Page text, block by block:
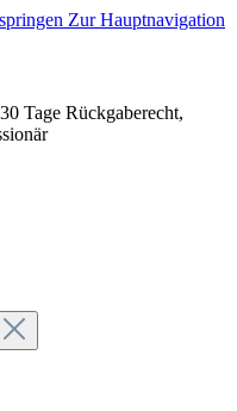
Zur Hauptnavigation
Tage Rückgaberecht,